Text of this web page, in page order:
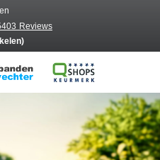
Reviews